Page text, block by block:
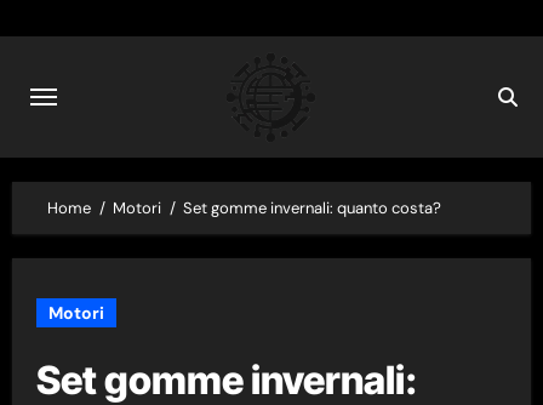
content
Home Motori Set gomme invernali: quanto costa?
Motori
Set gomme invernali: